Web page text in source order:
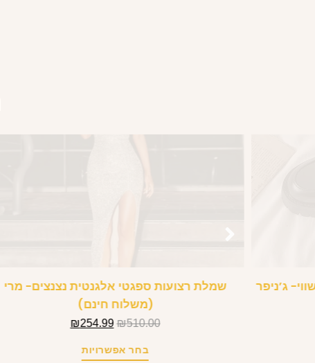
ג’ניפר
שמלת רצועות ספגטי אלגנטית נצנצים- מרי
(משלוח חינם)
₪510.00
₪254.99
בחר אפשרויות